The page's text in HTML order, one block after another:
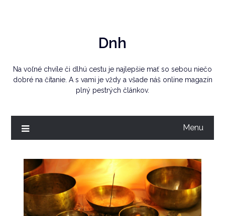
Dnh
Na voľné chvíle či dlhú cestu je najlepšie mať so sebou niečo
dobré na čítanie. A s vami je vždy a všade náš online magazín
plný pestrých článkov.
Menu